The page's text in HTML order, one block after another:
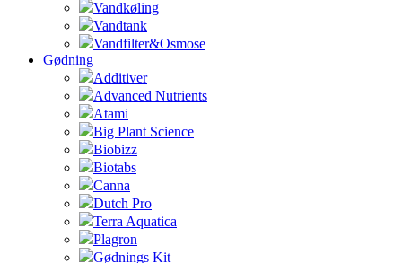
Vandkøling
Vandtank
Vandfilter&Osmose
Gødning
Additiver
Advanced Nutrients
Atami
Big Plant Science
Biobizz
Biotabs
Canna
Dutch Pro
Terra Aquatica
Plagron
Gødnings Kit